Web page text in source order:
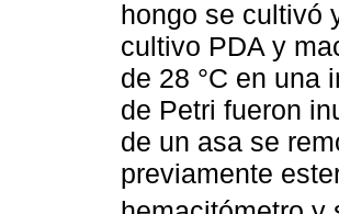
hongo se cultivó
cultivo PDA y
de 28 °C en una
de Petri fueron
de un asa se
previamente